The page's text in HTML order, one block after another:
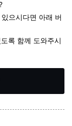
있으시다면 아래 버
록 함께 도와주시